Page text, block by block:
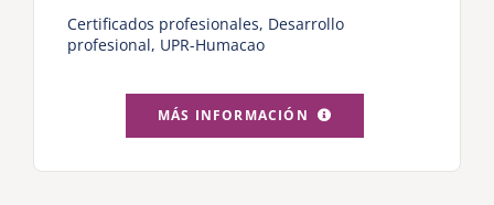
Certificados profesionales, Desarrollo
profesional, UPR-Humacao
MÁS INFORMACIÓN